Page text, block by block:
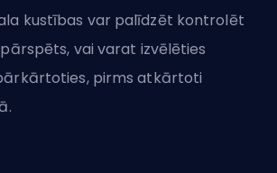
kustības var palīdzēt kontrolēt
vai varat izvēlēties
pirms atkārtoti